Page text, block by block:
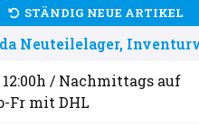
STÄNDIG NEUE ARTIKEL
Neuteilelager,
/ Nachmittags auf
Fr mit DHL